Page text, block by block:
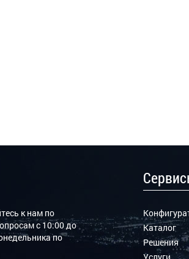
к нам по
с 10:00 до
по
Каталог
Решения